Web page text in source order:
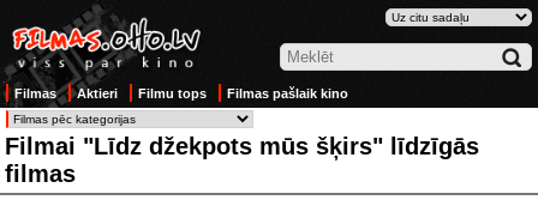
Filmas Aktieri Filmu tops Filmas pašlaik kino
Filmai "Līdz džekpots mūs šķirs" līdzīgās
filmas